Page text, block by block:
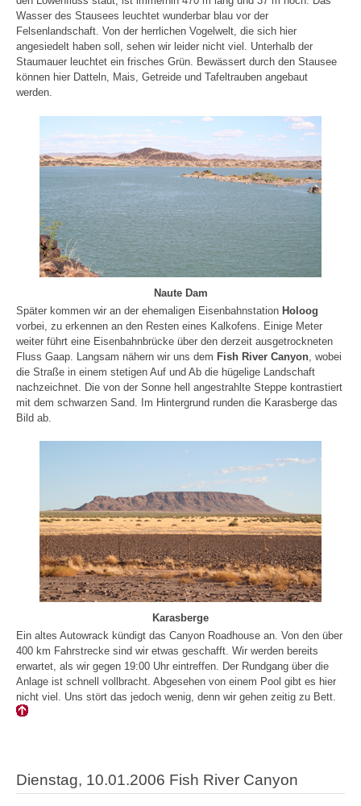
Wasser des Stausees leuchtet wunderbar blau vor der
Felsenlandschaft. Von der herrlichen Vogelwelt, die sich hier
angesiedelt haben soll, sehen wir leider nicht viel. Unterhalb der
Staumauer leuchtet ein frisches Grün. Bewässert durch den Stausee
können hier Datteln, Mais, Getreide und Tafeltrauben angebaut
werden.
Naute Dam
Später kommen wir an der ehemaligen Eisenbahnstation Holoog
vorbei, zu erkennen an den Resten eines Kalkofens. Einige Meter
weiter führt eine Eisenbahnbrücke über den derzeit ausgetrockneten
Fluss Gaap. Langsam nähern wir uns dem Fish River Canyon , wobei
die Straße in einem stetigen Auf und Ab die hügelige Landschaft
nachzeichnet. Die von der Sonne hell angestrahlte Steppe kontrastiert
mit dem schwarzen Sand. Im Hintergrund runden die Karasberge das
Bild ab.
Karasberge
Ein altes Autowrack kündigt das Canyon Roadhouse an. Von den über
400 km Fahrstrecke sind wir etwas geschafft. Wir werden bereits
erwartet, als wir gegen 19:00 Uhr eintreffen. Der Rundgang über die
Anlage ist schnell vollbracht. Abgesehen von einem Pool gibt es hier
nicht viel. Uns stört das jedoch wenig, denn wir gehen zeitig zu Bett.
Dienstag, 10.01.2006 Fish River Canyon